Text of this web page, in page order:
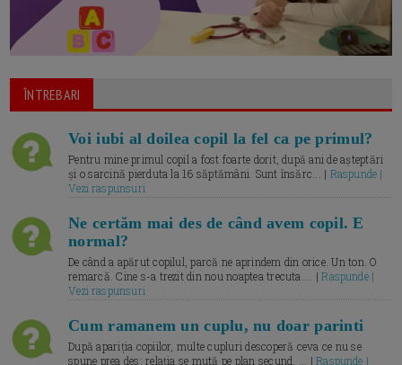
ÎNTREBARI
Voi iubi al doilea copil la fel ca pe primul?
Pentru mine primul copil a fost foarte dorit, după ani de așteptări
și o sarcină pierduta la 16 săptămâni. Sunt însărc... | Raspunde |
Vezi raspunsuri
Ne certăm mai des de când avem copil. E
normal?
De când a apărut copilul, parcă ne aprindem din orice. Un ton. O
remarcă. Cine s-a trezit din nou noaptea trecuta.... |Raspunde |
Vezi raspunsuri
Cum ramanem un cuplu, nu doar parinti
După apariția copiilor, multe cupluri descoperă ceva ce nu se
spune prea des: relația se mută pe plan secund. ... |Raspunde |